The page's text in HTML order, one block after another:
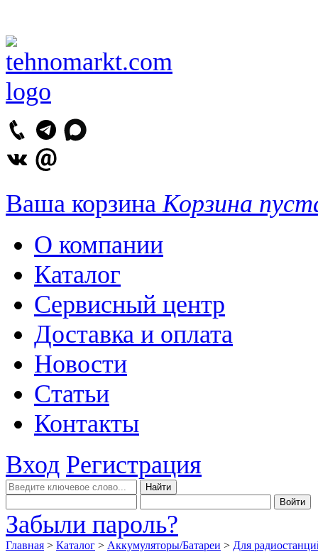
Ваша корзина Корзина
О компании
Каталог
Сервисный центр
Доставка и оплата
Новости
Статьи
Контакты
Вход Регистрация
Забыли пароль?
Главная > Каталог > Аккумуляторы/Батареи > Для